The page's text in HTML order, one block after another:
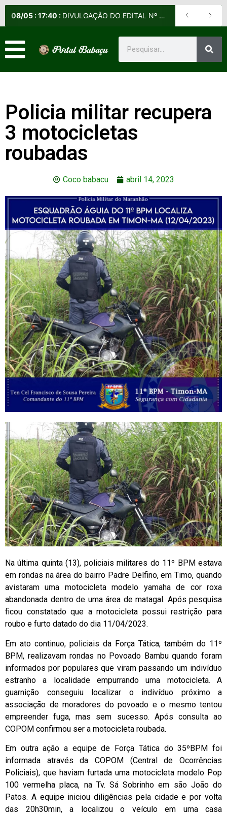
08/05 :17:40 : DIVULGAÇÃO DO EDITAL Nº 013/2026-DE (NORMAS E DIRETRIZES PARA O EXAME DE APTIDÃO PROFISSIONAL DOS 1º TENENTES DOS DIVERSOS QUADROS)
Policia militar recupera
3 motocicletas
roubadas
Coco babacu abril 14, 2023
Na última quinta (13), policiais militares do 11º BPM estava
em rondas na área do bairro Padre Delfino, em Timo, quando
avistaram uma motocicleta modelo yamaha de cor roxa
abandonada dentro de uma área de matagal. Após pesquisa
ficou constatado que a motocicleta possui restrição para
roubo e furto datado do dia 11/04/2023.
Em ato continuo, policiais da Força Tática, também do 11º
BPM, realizavam rondas no Povoado Bambu quando foram
informados por populares que viram passando um indivíduo
estranho a localidade empurrando uma motocicleta. A
guarnição conseguiu localizar o indivíduo próximo a
associação de moradores do povoado e o mesmo tentou
empreender fuga, mas sem sucesso. Após consulta ao
COPOM confirmou ser a motocicleta roubada.
Em outra ação a equipe de Força Tática do 35ºBPM foi
informada através da COPOM (Central de Ocorrências
Policiais), que haviam furtada uma motocicleta modelo Pop
100 vermelha placa, na Tv. Sá Sobrinho em são João do
Patos. A equipe iniciou diligências pela cidade e por volta
das 20h30min, a localizou o veículo em uma casa